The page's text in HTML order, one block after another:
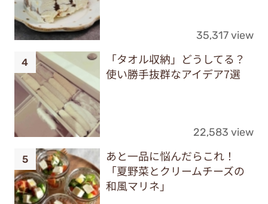
35,317 view
「タオル収納」どうしてる？
使い勝手抜群なアイデア7選
22,583 view
あと一品に悩んだらこれ！
「夏野菜とクリームチーズの
和風マリネ」